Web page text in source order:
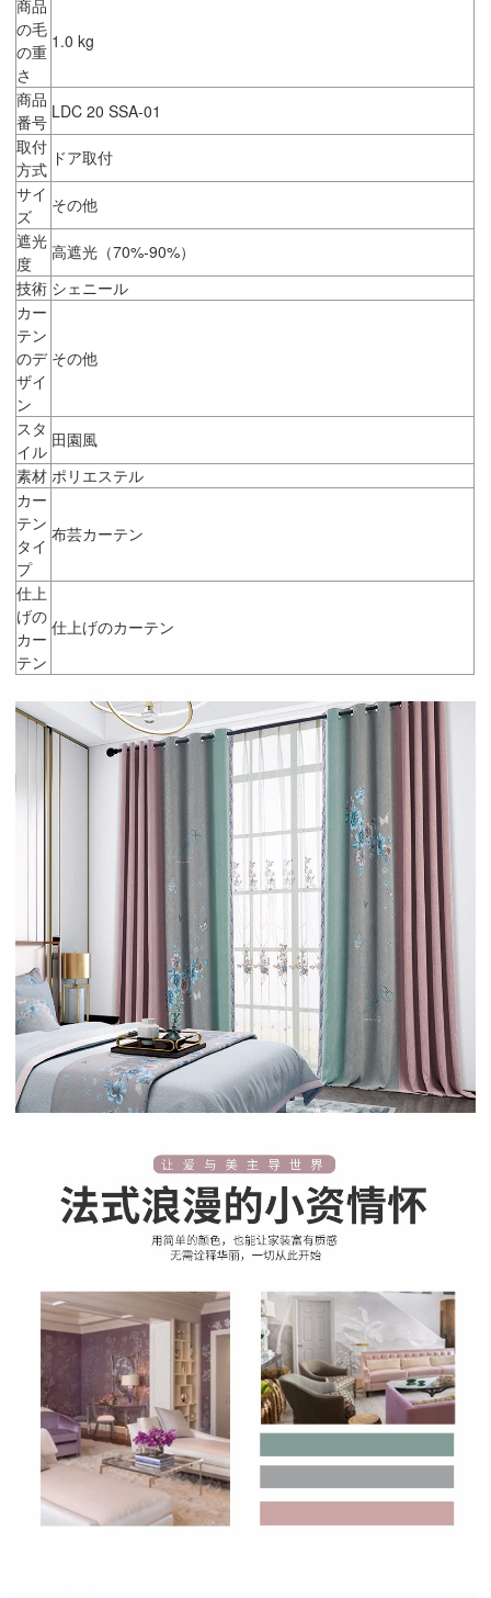
商品
の毛
の重
さ
1.0 kg
商品
番号 LDC 20 SSA-01
取付
方式
ドア取付
サイ
ズ
その他
遮光
度
高遮光（70%-90%）
技術 シェニール
カー
テン
のデ
ザイ
ン
その他
スタ
イル
田園風
素材 ポリエステル
カー
テン
タイ
プ
布芸カーテン
仕上
げの
カー
テン
仕上げのカーテン